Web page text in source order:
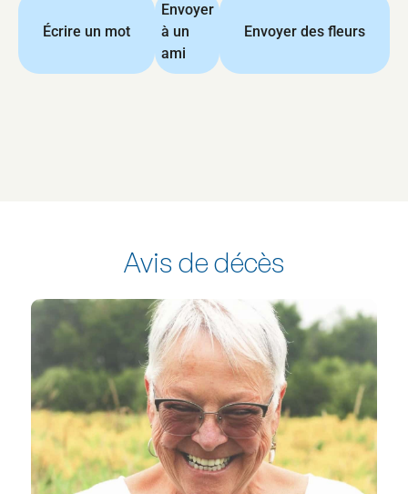
Écrire un mot
Envoyer
à un
ami
Envoyer des fleurs
Avis de décès